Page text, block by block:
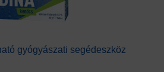
gyógyászati segédeszköz